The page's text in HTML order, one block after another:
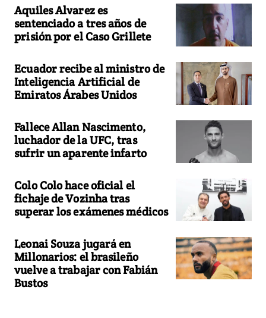
Aquiles Alvarez es
sentenciado a tres años de
prisión por el Caso Grillete
Ecuador recibe al ministro de
Inteligencia Artificial de
Emiratos Árabes Unidos
Fallece Allan Nascimento,
luchador de la UFC, tras
sufrir un aparente infarto
Colo Colo hace oficial el
fichaje de Vozinha tras
superar los exámenes médicos
Leonai Souza jugará en
Millonarios: el brasileño
vuelve a trabajar con Fabián
Bustos